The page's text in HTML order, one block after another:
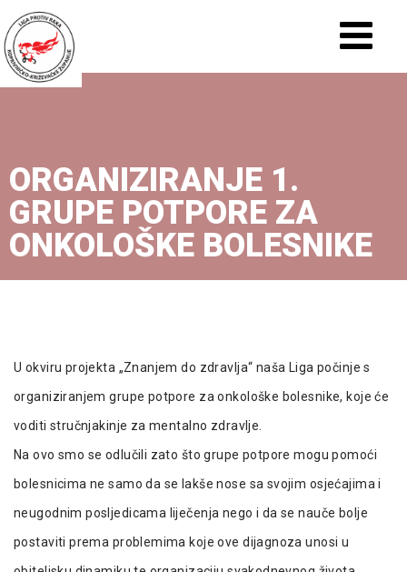
ORGANIZIRANJE 1.
GRUPE POTPORE ZA
ONKOLOŠKE BOLESNIKE
U okviru projekta „Znanjem do zdravlja“ naša Liga počinje s
organiziranjem grupe potpore za onkološke bolesnike, koje će
voditi stručnjakinje za mentalno zdravlje.
Na ovo smo se odlučili zato što grupe potpore mogu pomoći
bolesnicima ne samo da se lakše nose sa svojim osjećajima i
neugodnim posljedicama liječenja nego i da se nauče bolje
postaviti prema problemima koje ove dijagnoza unosi u